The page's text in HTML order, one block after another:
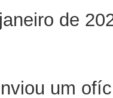
de
um